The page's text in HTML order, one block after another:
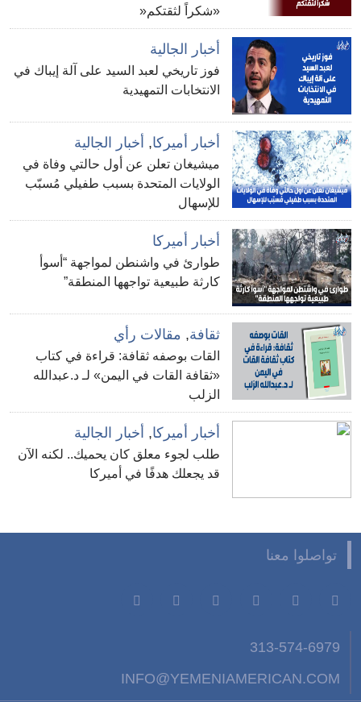
«شكراً لثقتكم«
أخبار الجالية
فوز تاريخي لعبد السيد على آلة إيباك في
الانتخابات التمهيدية
أخبار أميركا, أخبار الجالية
ميشيغان تعلن عن أول حالتي وفاة في
الولايات المتحدة بسبب طفيلي مُسبّب
للإسهال
أخبار أميركا
طوارئ في واشنطن لمواجهة “أسوأ
كارثة طبيعية تواجهها المنطقة”
ثقافة, مقالات رأي
القات بوصفه ثقافة: قراءة في كتاب
«ثقافة القات في اليمن» لـ د.عبدالله
الزلب
أخبار أميركا, أخبار الجالية
طلب لجوء معلق كان يحميك.. لكنه الآن
قد يجعلك هدفًا في أميركا
تواصلوا معنا
313-574-6979
INFO@YEMENIAMERICAN.COM